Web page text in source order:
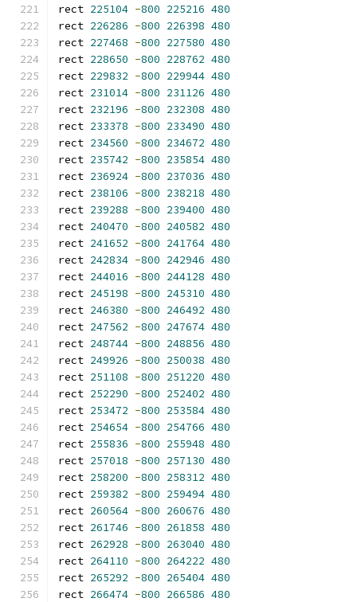
rect 225104 -800 225216 480
rect 226286 -800 226398 480
rect 227468 -800 227580 480
rect 228650 -800 228762 480
rect 229832 -800 229944 480
rect 231014 -800 231126 480
rect 232196 -800 232308 480
rect 233378 -800 233490 480
rect 234560 -800 234672 480
rect 235742 -800 235854 480
rect 236924 -800 237036 480
rect 238106 -800 238218 480
rect 239288 -800 239400 480
rect 240470 -800 240582 480
rect 241652 -800 241764 480
rect 242834 -800 242946 480
rect 244016 -800 244128 480
rect 245198 -800 245310 480
rect 246380 -800 246492 480
rect 247562 -800 247674 480
rect 248744 -800 248856 480
rect 249926 -800 250038 480
rect 251108 -800 251220 480
rect 252290 -800 252402 480
rect 253472 -800 253584 480
rect 254654 -800 254766 480
rect 255836 -800 255948 480
rect 257018 -800 257130 480
rect 258200 -800 258312 480
rect 259382 -800 259494 480
rect 260564 -800 260676 480
rect 261746 -800 261858 480
rect 262928 -800 263040 480
rect 264110 -800 264222 480
rect 265292 -800 265404 480
rect 266474 -800 266586 480